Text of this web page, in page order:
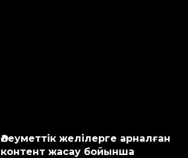
Әлеуметтік желілерге арналған
контент жасау бойынша